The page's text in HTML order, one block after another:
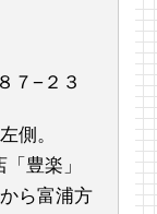
７−２３
側。
豊楽」
ら富浦方